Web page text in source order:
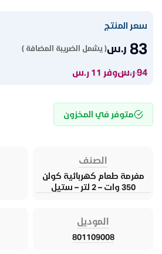
سعر المنتج
83 ر.س( يشمل الضريبة المضافة )
94ر.سوفر 11 ر.س
متوفر في المخزون
الصنف
مفرمة طعام كهربائية كولن
350 وات – 2 لتر – ستيل
الموديل
801109008